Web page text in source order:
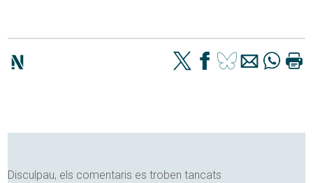
Disculpau, els comentaris es troben tancats